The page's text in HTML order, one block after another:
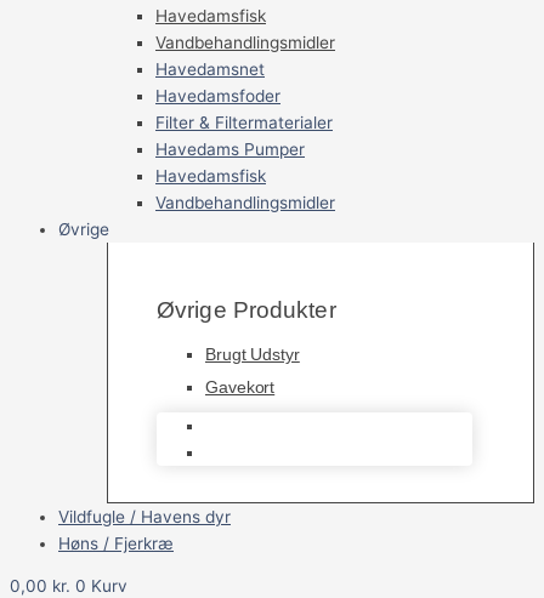
Havedamsfisk
Vandbehandlingsmidler
Havedamsnet
Havedamsfoder
Filter & Filtermaterialer
Havedams Pumper
Havedamsfisk
Vandbehandlingsmidler
Øvrige
Øvrige Produkter
Brugt Udstyr
Gavekort
Vildfugle / Havens dyr
Høns / Fjerkræ
0,00 kr. 0 Kurv